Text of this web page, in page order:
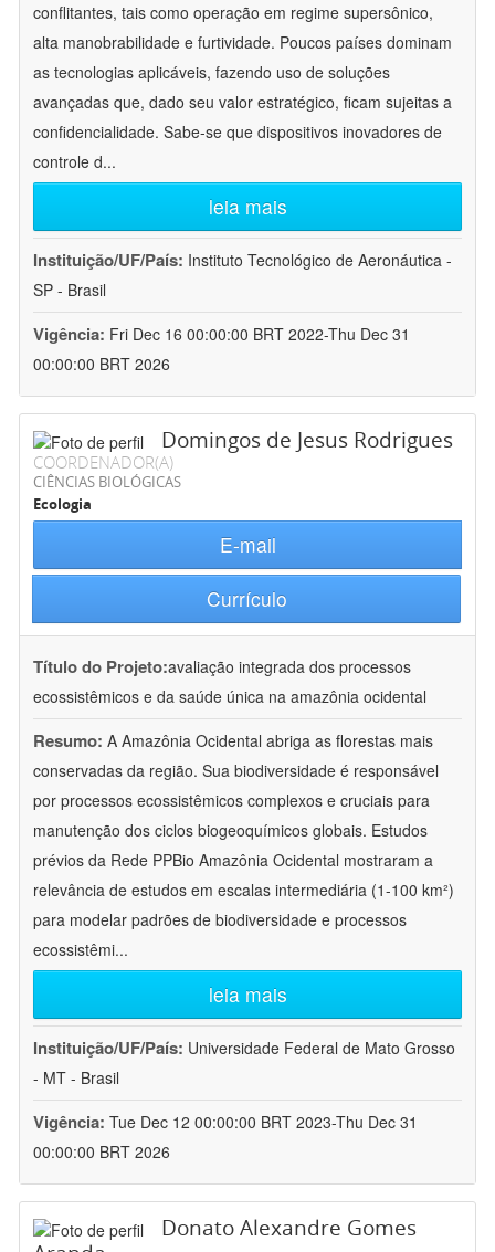
conflitantes, tais como operação em regime supersônico,
alta manobrabilidade e furtividade. Poucos países dominam
as tecnologias aplicáveis, fazendo uso de soluções
avançadas que, dado seu valor estratégico, ficam sujeitas a
confidencialidade. Sabe-se que dispositivos inovadores de
controle d...
leia mais
Instituição/UF/País: Instituto Tecnológico de Aeronáutica -
SP - Brasil
Vigência: Fri Dec 16 00:00:00 BRT 2022-Thu Dec 31
00:00:00 BRT 2026
Domingos de Jesus Rodrigues
COORDENADOR(A)
CIÊNCIAS BIOLÓGICAS
Ecologia
E-mail
Currículo
Título do Projeto:avaliação integrada dos processos
ecossistêmicos e da saúde única na amazônia ocidental
Resumo: A Amazônia Ocidental abriga as florestas mais
conservadas da região. Sua biodiversidade é responsável
por processos ecossistêmicos complexos e cruciais para
manutenção dos ciclos biogeoquímicos globais. Estudos
prévios da Rede PPBio Amazônia Ocidental mostraram a
relevância de estudos em escalas intermediária (1-100 km²)
para modelar padrões de biodiversidade e processos
ecossistêmi...
leia mais
Instituição/UF/País: Universidade Federal de Mato Grosso
- MT - Brasil
Vigência: Tue Dec 12 00:00:00 BRT 2023-Thu Dec 31
00:00:00 BRT 2026
Donato Alexandre Gomes